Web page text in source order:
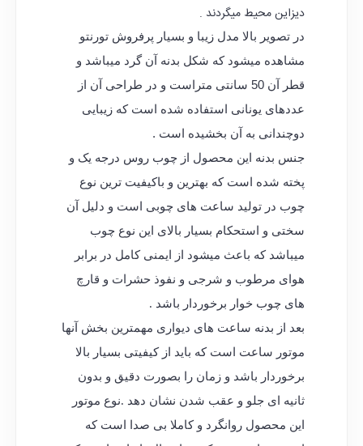
دیزاین محیط میگردند .
در تصویر بالا مدل زیبا و بسیار پرفروش تورنتو
مشاهده میشود که شکل بدنه آن گرد میباشد و
قطر آن 50 سانتی متراست و در طراحی آن از
عددهای یونانی استفاده شده است که زیبایی
دوچندانی به آن بخشیده است .
جنس بدنه این محصول از چوب روس درجه یک و
پخته شده است که بهترین و باکیفیت ترین نوع
چوب در تولید ساعت های چوبی است و دلیل آن
سختی و استحکام بسیار بالای این نوع چوب
میباشد که باعث میشود از ایمنی کامل در برابر
هوای مرطوب و شرجی و نفوذ حشرات و قارچ
های چوب خوار برخوردار باشد .
بعد از بدنه ساعت های دیواری مهمترین بخش آنها
موتور ساعت است که باید از کیفیتی بسیار بالا
برخوردار باشد و زمان را بصورت دقیق و بدون
ثانیه ای جلو و عقب شدن نشان دهد .نوع موتور
این محصول روانگرد و کاملا بی صدا است که